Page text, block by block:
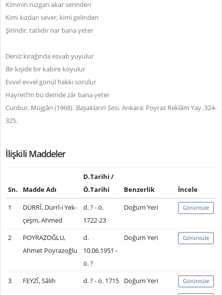
Kiminin rüzgarı akar serinden
Kimi kızdan sever, kimi gelinden
Şirindir, tatlıdır nar bana yeter
Deniz kırağında esvab yuyulur
Bir kişide bir kabire koyulur
Evvel evvel gönül hakkı sorulur
Hayretî’m bu demde zâr bana yeter
Cunbur, Müjgân (1968). Başakların Sesi. Ankara: Poyraz Reklâm Yay. 324-
325.
İlişkili Maddeler
Sn. Madde Adı
D.Tarihi /
Ö.Tarihi
Benzerlik
İncele
1
DÜRRÎ, Dürrî-i Yek-
çeşm, Ahmed
d. ? - ö.
1722-23
Doğum Yeri Görüntüle
2
POYRAZOĞLU,
Ahmet Poyrazoğlu
d.
10.06.1951 -
ö. ?
Doğum Yeri Görüntüle
3 FEYZÎ, Sâlih d. ? - ö. 1715 Doğum Yeri Görüntüle